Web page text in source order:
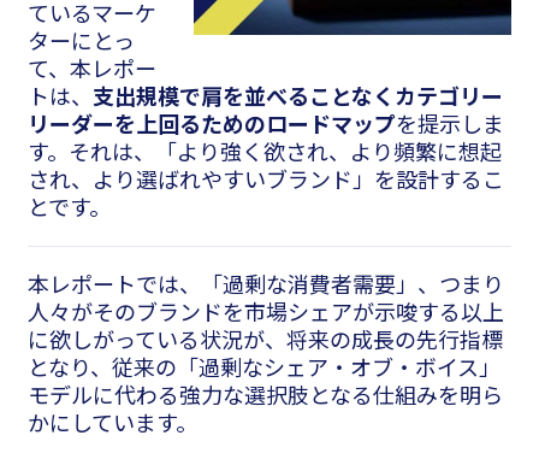
ているマーケ
ターにとっ
て、本レポー
トは、 支出規模で肩を並べることなくカテゴリー
リーダーを上回るためのロードマップを提示しま
す。それは、「より強く欲され、より頻繁に想起
され、より選ばれやすいブランド」を設計するこ
とです。
本レポートでは、「過剰な消費者需要」、つまり
人々がそのブランドを市場シェアが示唆する以上
に欲しがっている状況が、将来の成長の先行指標
となり、従来の「過剰なシェア・オブ・ボイス」
モデルに代わる強力な選択肢となる仕組みを明ら
かにしています。